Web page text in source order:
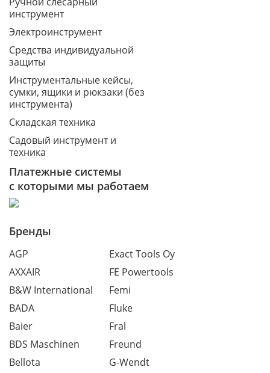
инструмент
Электроинструмент
Средства индивидуальной
защиты
Инструментальные кейсы,
сумки, ящики и рюкзаки (без
инструмента)
Складская техника
Садовый инструмент и
техника
Платежные системы
с которыми мы работаем
Бренды
AGP
AXXAIR
B&W International
BADA
Baier
BDS Maschinen
Bellota
Exact Tools Oy
FE Powertools
Femi
Fluke
Fral
Freund
G-Wendt